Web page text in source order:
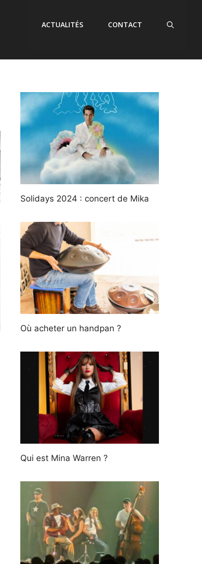
ACTUALITÉS CONTACT
Solidays 2024 : concert de Mika
Où acheter un handpan ?
Qui est Mina Warren ?